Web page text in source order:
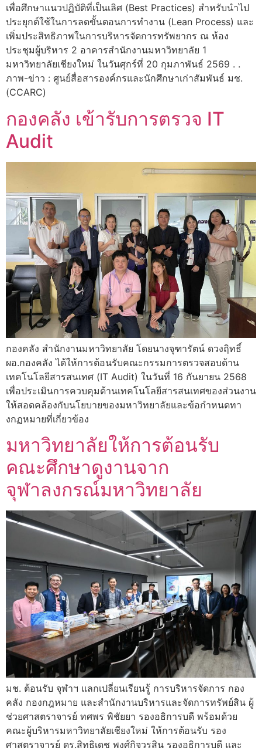
เพื่อศึกษาแนวปฏิบัติที่เป็นเลิศ (Best Practices) สำหรับนำไป
ประยุกต์ใช้ในการลดขั้นตอนการทำงาน (Lean Process) และ
เพิ่มประสิทธิภาพในการบริหารจัดการทรัพยากร ณ ห้อง
ประชุมผู้บริหาร 2 อาคารสำนักงานมหาวิทยาลัย 1
มหาวิทยาลัยเชียงใหม่ ในวันศุกร์ที่ 20 กุมภาพันธ์ 2569 . .
ภาพ-ข่าว : ศูนย์สื่อสารองค์กรและนักศึกษาเก่าสัมพันธ์ มช.
(CCARC)
กองคลัง เข้ารับการตรวจ IT
Audit
กองคลัง สำนักงานมหาวิทยาลัย โดยนางจุฑารัตน์ ดวงฤิทธิ์
ผอ.กองคลัง ได้ให้การต้อนรับคณะกรรมการตรวจสอบด้าน
เทคโนโลยีสารสนเทศ (IT Audit) ในวันที่ 16 กันยายน 2568
เพื่อประเมินการควบคุมด้านเทคโนโลยีสารสนเทศของส่วนงาน
ให้สอดคล้องกับนโยบายของมหาวิทยาลัยและข้อกำหนดทา
งกฏหมายที่เกี่ยวข้อง
มหาวิทยาลัยให้การต้อนรับ
คณะศึกษาดูงานจาก
จุฬาลงกรณ์มหาวิทยาลัย
มช. ต้อนรับ จุฬาฯ แลกเปลี่ยนเรียนรู้ การบริหารจัดการ กอง
คลัง กองกฎหมาย และสำนักงานบริหารและจัดการทรัพย์สิน ผู้
ช่วยศาสตราจารย์ ทศพร พิชัยยา รองอธิการบดี พร้อมด้วย
คณะผู้บริหารมหาวิทยาลัยเชียงใหม่ ให้การต้อนรับ รอง
ศาสตราจารย์ ดร.สิทธิเดช พงศ์กิจวรสิน รองอธิการบดี และ